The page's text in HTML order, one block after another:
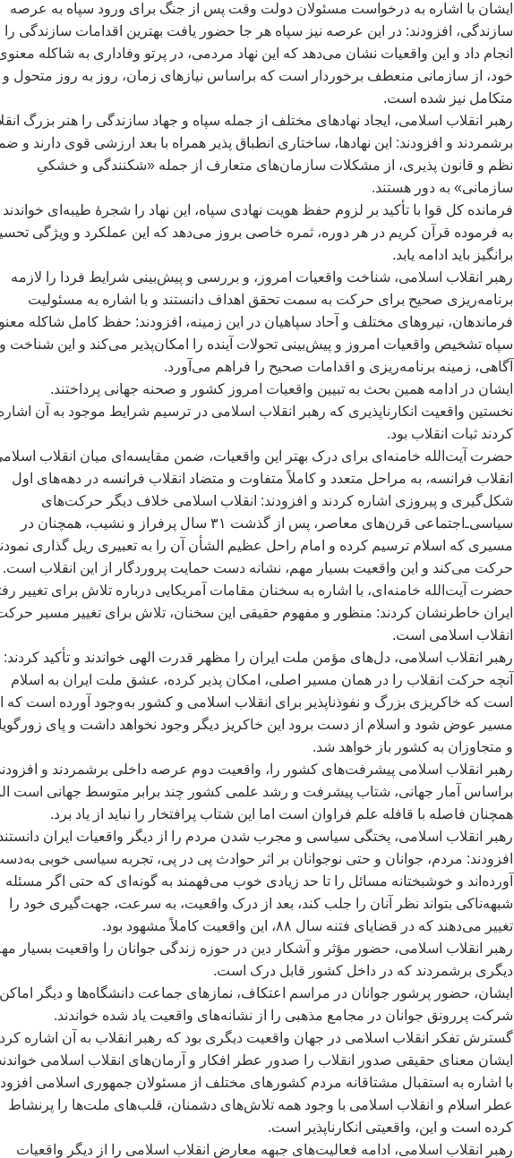
ايشان با اشاره به درخواست مسئولان دولت وقت پس از جنگ برای ورود سپاه به عرصه
سازندگی، افزودند: در اين عرصه نيز سپاه هر جا حضور يافت بهترين اقدامات سازندگی را
انجام داد و اين واقعيات نشان می‌دهد که اين نهاد مردمی، در پرتو وفاداری به شاکله
خود، از سازمانی منعطف برخوردار است که براساس نيازهای زمان، روز به روز متحول و
متکامل نيز شده است.
رهبر انقلاب اسلامی، ايجاد نهادهای مختلف از جمله سپاه و جهاد سازندگی را هنر بزرگ
برشمردند و افزودند: اين نهادها، ساختاری انطباق پذير همراه با بعد ارزشی قوی دارند و
نظم و قانون پذيری، از مشکلات سازمان‌های متعارف از جمله «شکنندگی و خشکیِ
سازمانی» به دور هستند.
فرمانده کل قوا با تأکيد بر لزوم حفظ هويت نهادی سپاه، اين نهاد را شجرۀ طيبه‌ای
به فرموده قرآن کريم در هر دوره، ثمره خاصی بروز می‌دهد که اين عملکرد و ويژگی
برانگيز بايد ادامه يابد.
رهبر انقلاب اسلامی، شناخت واقعيات امروز، و بررسی و پيش‌بينی شرايط فردا را لازمه
برنامه‌ريزی صحيح برای حرکت به سمت تحقق اهداف دانستند و با اشاره به مسئوليت
فرماندهان، نيروهای مختلف و آحاد سپاهيان در اين زمينه، افزودند: حفظ کامل شاکله
سپاه تشخيص واقعيات امروز و پيش‌بينی تحولات آينده را امکان‌پذير می‌کند و اين شناخت و
آگاهی، زمينه برنامه‌ريزی و اقدامات صحيح را فراهم می‌آورد.
ايشان در ادامه همين بحث به تبيين واقعيات امروز کشور و صحنه جهانی پرداختند.
نخستين واقعيت انکارناپذيری که رهبر انقلاب اسلامی در ترسيم شرايط موجود به آن
کردند ثبات انقلاب بود.
حضرت آيت‌الله خامنه‌ای برای درک بهتر اين واقعيات، ضمن مقايسه‌ای ميان انقلاب
انقلاب فرانسه، به مراحل متعدد و کاملاً متفاوت و متضاد انقلاب فرانسه در دهه‌های اول
شکل‌گيری و پيروزی اشاره کردند و افزودند: انقلاب اسلامی خلاف ديگر حرکت‌های
سياسی‌ـ‌اجتماعی قرن‌های معاصر، پس از گذشت ۳۱ سال پرفراز و نشيب، همچنان در
مسيری که اسلام ترسيم کرده و امام راحل عظيم الشأن آن را به تعبيری ريل گذاری
حرکت می‌کند و اين واقعيت بسيار مهم، نشانه دست حمايت پروردگار از اين انقلاب است.
حضرت آيت‌الله خامنه‌ای، با اشاره به سخنان مقامات آمريکايی درباره تلاش برای تغيير
ايران خاطرنشان کردند: منظور و مفهوم حقيقی اين سخنان، تلاش برای تغيير مسير
انقلاب اسلامی است.
رهبر انقلاب اسلامی، دل‌های مؤمن ملت ايران را مظهر قدرت الهی خواندند و تأکيد کردند:
آنچه حرکت انقلاب را در همان مسير اصلی، امکان پذير کرده، عشق ملت ايران به اسلام
است که خاکريزی بزرگ و نفوذناپذير برای انقلاب اسلامی و کشور به‌وجود آورده است که
مسير عوض شود و اسلام از دست برود اين خاکريز ديگر وجود نخواهد داشت و پای
و متجاوزان به کشور باز خواهد شد.
رهبر انقلاب اسلامی پيشرفت‌های کشور را، واقعيت دوم عرصه داخلی برشمردند و
براساس آمار جهانی، شتاب پيشرفت و رشد علمی کشور چند برابر متوسط جهانی است
همچنان فاصله با قافله علم فراوان است اما اين شتاب پرافتخار را نبايد از ياد برد.
رهبر انقلاب اسلامی، پختگی سياسی و مجرب شدن مردم را از ديگر واقعيات ايران
افزودند: مردم، جوانان و حتی نوجوانان بر اثر حوادث پی در پی، تجربه سياسی خوبی
آورده‌اند و خوشبختانه مسائل را تا حد زيادی خوب می‌فهمند به گونه‌ای که حتی اگر مسئله
شبهه‌‌ناکی بتواند نظر آنان را جلب کند، بعد از درک واقعيت، به سرعت، جهت‌گيری خود را
تغيير می‌دهند که در قضايای فتنه سال ۸۸، اين واقعيت کاملاً مشهود بود.
رهبر انقلاب اسلامی، حضور مؤثر و آشکار دين در حوزه زندگی جوانان را واقعيت بسيار
ديگری برشمردند که در داخل کشور قابل درک است.
ايشان، حضور پرشور جوانان در مراسم اعتکاف، نمازهای جماعت دانشگاه‌ها و ديگر
شرکت پررونق جوانان در مجامع مذهبی را از نشانه‌های واقعيت ياد شده خواندند.
گسترش تفکر انقلاب اسلامی در جهان واقعيت ديگری بود که رهبر انقلاب به آن اشاره
ايشان معنای حقيقی صدور انقلاب را صدور عطر افکار و آرمان‌های انقلاب اسلامی
با اشاره به استقبال مشتاقانه مردم کشورهای مختلف از مسئولان جمهوری اسلامی
عطر اسلام و انقلاب اسلامی با وجود همه تلاش‌های دشمنان، قلب‌های ملت‌ها را پرنشاط
کرده است و اين، واقعيتی انکارناپذير است.
رهبر انقلاب اسلامی، ادامه فعاليت‌های جبهه معارض انقلاب اسلامی را از ديگر واقعيات